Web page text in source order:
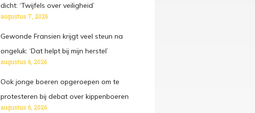
dicht: ‘Twijfels over veiligheid’
augustus 7, 2026
Gewonde Fransien krijgt veel steun na
ongeluk: ‘Dat helpt bij mijn herstel’
augustus 6, 2026
Ook jonge boeren opgeroepen om te
protesteren bij debat over kippenboeren
augustus 6, 2026